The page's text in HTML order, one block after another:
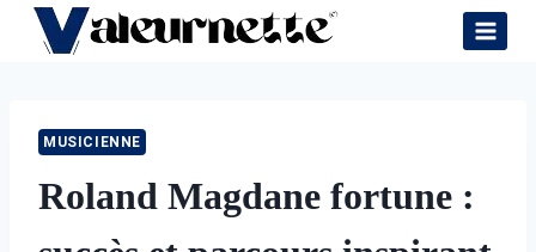
Skip
MUSICIENNE
Roland Magdane fortune :